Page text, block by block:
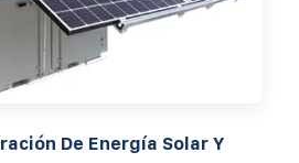
De Energía Solar Y